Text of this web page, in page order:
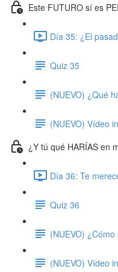
Este FUTURO sí es
Día 35: ¿El
Quiz 35
(NUEVO) ¿Qué
(NUEVO) Vídeo
¿Y tú qué HARÍAS en
Día 36: Te
Quiz 36
(NUEVO)
(NUEVO) Vídeo